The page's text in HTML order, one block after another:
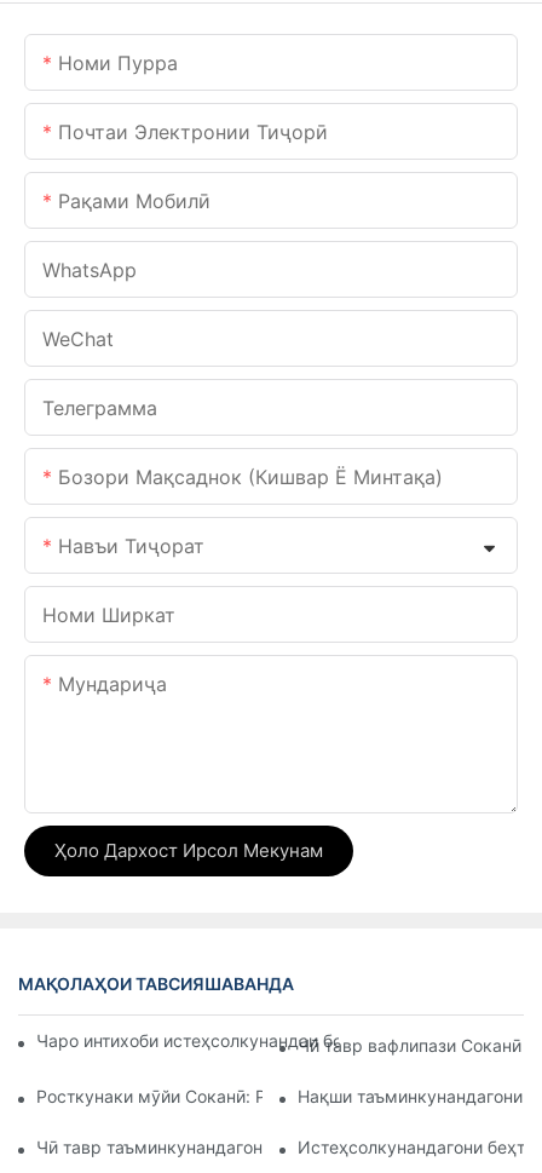
Номи Пурра
Почтаи Электронии Тиҷорӣ
Рақами Мобилӣ
WhatsApp
WeChat
Телеграмма
Бозори Мақсаднок (кишвар Ё Минтақа)
Навъи Тиҷорат
Номи Ширкат
Мундариҷа
Ҳоло Дархост Ирсол Мекунам
МАҚОЛАҲОИ ТАВСИЯШАВАНДА
Чаро интихоби истеҳсолкунандаи боэътимоди асбобҳои
Чӣ тавр вафлипази Соканӣ
Росткунаки мӯйи Соканӣ: Роҳи тағйирдиҳандаи бозӣ
Нақши таъминкунандагони
Чӣ тавр таъминкунандагони таҷҳизоти ошхонаи
Истеҳсолкунандагони